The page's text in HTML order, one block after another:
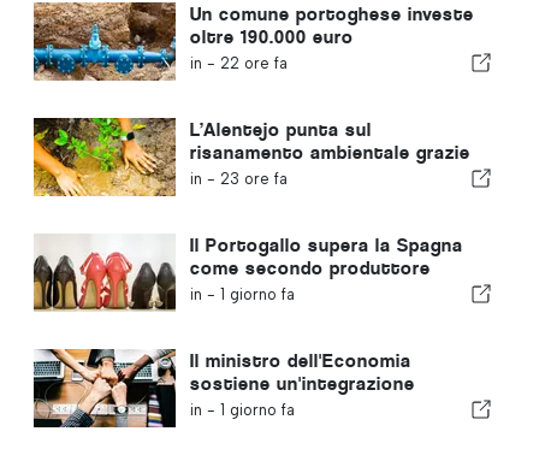
Un comune portoghese investe
oltre 190.000 euro
nell'approvvigionamento idrico
in - 22 ore fa
L’Alentejo punta sul
risanamento ambientale grazie
ai fondi europei
in - 23 ore fa
Il Portogallo supera la Spagna
come secondo produttore
europeo di calzature
in - 1 giorno fa
Il ministro dell'Economia
sostiene un'integrazione
regolamentata e garantisce un
in - 1 giorno fa